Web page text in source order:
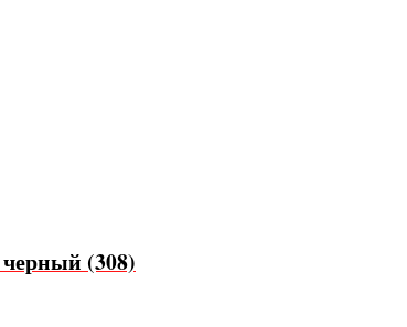
(308)